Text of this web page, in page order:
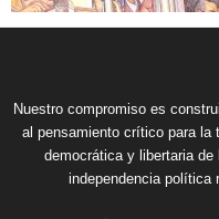
Nuestro compromiso es
al pensamiento crítico para la
democrática y libertaria
independencia política